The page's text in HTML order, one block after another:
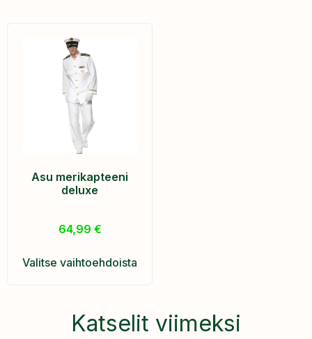
Asu merikapteeni
deluxe
64,99 €
Valitse vaihtoehdoista
Katselit viimeksi